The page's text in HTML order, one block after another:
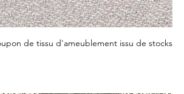
de tissu d'ameublement issu de stocks